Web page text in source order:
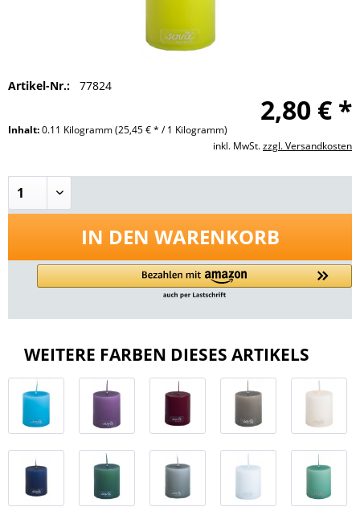
Artikel-Nr.: 77824
2,80 € *
Inhalt:0.11 Kilogramm(25,45 € * / 1 Kilogramm)
inkl. MwSt.zzgl. Versandkosten
IN DEN WARENKORB
WEITERE FARBEN DIESES ARTIKELS